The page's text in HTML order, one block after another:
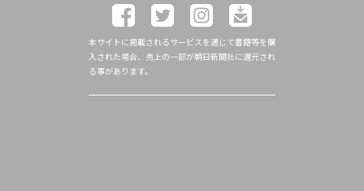
本サイトに掲載されるサービスを通じて書籍等を購
入された場合、売上の一部が朝日新聞社に還元され
る事があります。